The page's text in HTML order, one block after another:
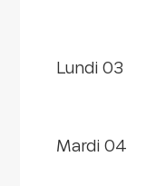
lundi 03
mardi 04